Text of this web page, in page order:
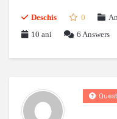
Deschis 0
10 ani
6 Answers